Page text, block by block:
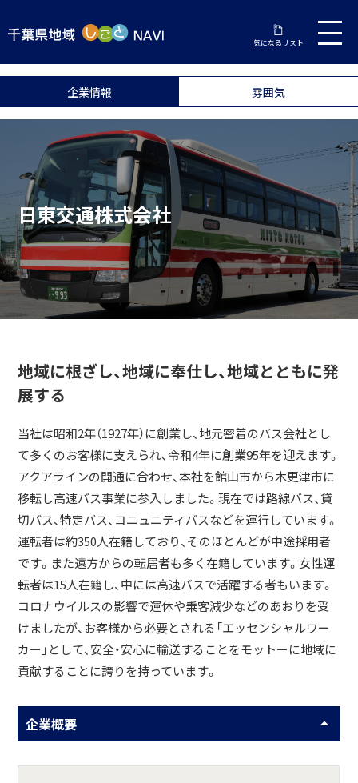
気になるリスト
企業情報 雰囲気
日東交通株式会社
地域に根ざし、地域に奉仕し、地域とともに発
展する
当社は昭和2年（1927年）に創業し、地元密着のバス会社とし
て多くのお客様に支えられ、令和4年に創業95年を迎えます。
アクアラインの開通に合わせ、本社を館山市から木更津市に
移転し高速バス事業に参入しました。現在では路線バス、貸
切バス、特定バス、コニュニティバスなどを運行しています。
運転者は約350人在籍しており、そのほとんどが中途採用者
です。また遠方からの転居者も多く在籍しています。女性運
転者は15人在籍し、中には高速バスで活躍する者もいます。
コロナウイルスの影響で運休や乗客減少などのあおりを受
けましたが、お客様から必要とされる「エッセンシャルワー
カー」として、安全・安心に輸送することをモットーに地域に
貢献することに誇りを持っています。
企業概要